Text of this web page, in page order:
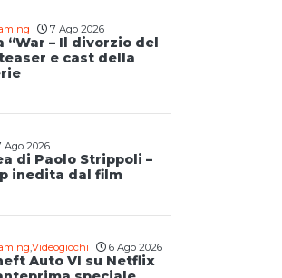
7 Ago 2026
“War – Il divorzio del
e cast della
Ago 2026
di Paolo Strippoli –
inedita dal film
,Videogiochi 6 Ago 2026
Auto VI su Netflix